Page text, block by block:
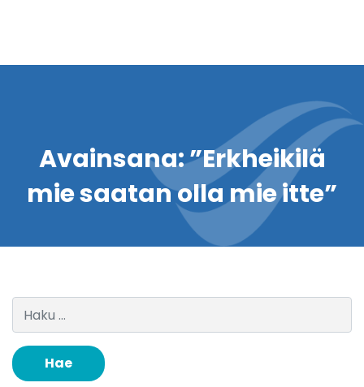
Avainsana:”Erkheikilä
mie saatan olla mie itte”
Haku: